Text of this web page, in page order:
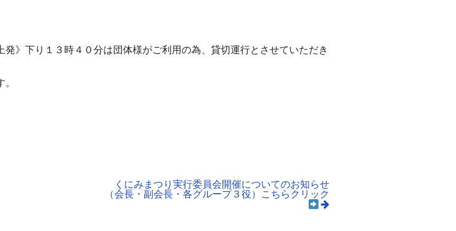
》下り１３時４０分は団体様がご利用の為、貸切運行とさせていただき
くにみまつり実行委員会開催についてのお知らせ
（会長・副会長・各グループ３役）こちらクリック